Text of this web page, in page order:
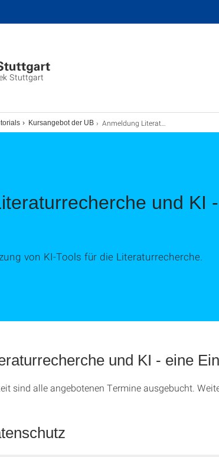
Stuttgart
Kursangebot der UB Anmeldung Literaturrecherche und KI / Stadtmitte
und KI
von KI-Tools für die Literaturrecherche.
und KI - eine
sind alle angebotenen Termine ausgebucht.